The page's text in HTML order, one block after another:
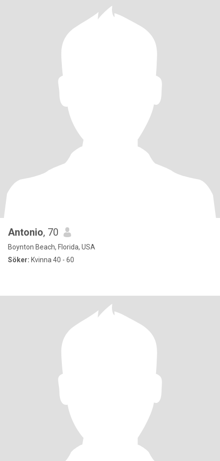
Antonio, 70
Boynton Beach, Florida, USA
Söker: Kvinna 40 - 60